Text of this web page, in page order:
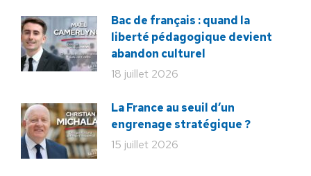
Bac de français : quand la
liberté pédagogique devient
abandon culturel
18 juillet 2026
La France au seuil d’un
engrenage stratégique ?
15 juillet 2026